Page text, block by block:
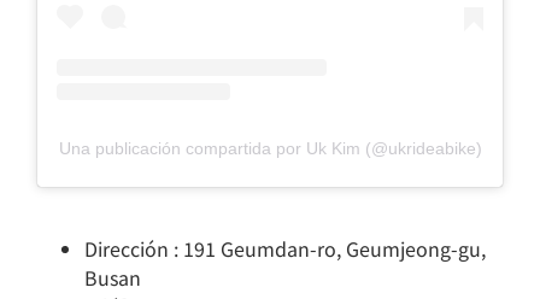
Una publicación compartida por Uk Kim (@ukrideabike)
Dirección : 191 Geumdan-ro, Geumjeong-gu,
Busan